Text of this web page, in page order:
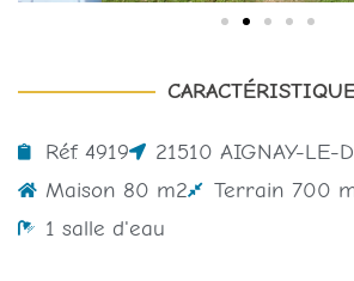
Réf. 4919
21510 AIGNAY-LE-
Maison 80 m2
Terrain 700
1 salle d'eau